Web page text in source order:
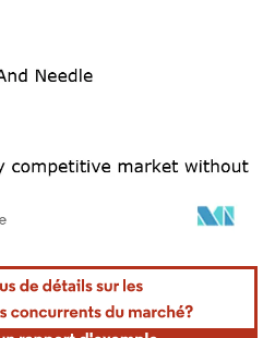
nécessite une attribution sous CC BY